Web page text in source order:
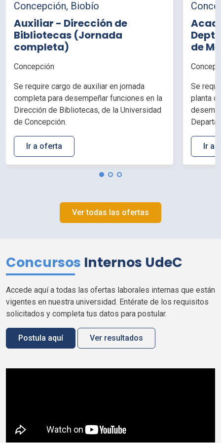
Concepción, Biobío
Auxiliar - Dirección de
Bibliotecas (Jornada
completa)
Concepción
Se require cargo de auxiliar en jornada
completa para desempeñar funciones en la
Dirección de Bibliotecas, de la Universidad
de Concepción.
Ir a oferta
de
Se
planta
Ir a
Ver todas las ofertas
Concursos Internos UdeC
Accede aquí a todas las ofertas laborales internas que están
vigentes en nuestra universidad. Entérate de los requisitos
solicitados y completa tus datos para postular.
Postula aquí Ver resultados